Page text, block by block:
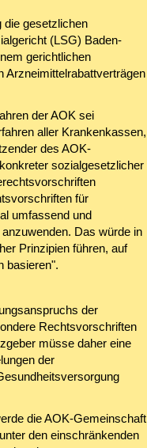
gesetzlichen
(LSG) Baden-
gerichtlichen
Arzneimittelrabattverträgen
der AOK sei
aller Krankenkassen,
des AOK-
sozialgesetzlicher
für
umfassend und
Das würde in
Prinzipien führen, auf
basieren".
der
Rechtsvorschriften
müsse daher eine
der
die AOK-Gemeinschaft
den einschränkenden